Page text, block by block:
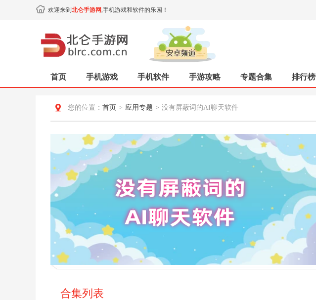
欢迎来到 北仑手游网,手机游戏和软件的乐园！
首页 手机游戏 手机软件 手游攻略 专题合集 排行榜
您的位置： 首页 > 应用专题 > 没有屏蔽词的AI聊天软件
合集列表